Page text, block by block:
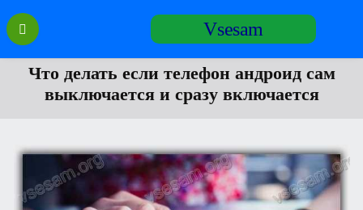
Перейти
содержанию
Vsesam
Что делать если телефон андроид сам
выключается и сразу включается